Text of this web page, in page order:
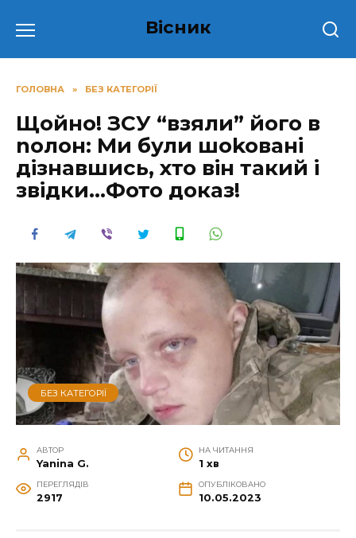
до
Вісник
ГОЛОВНА » БЕЗ КАТЕГОРІЇ
Щойно! ЗСУ “взяли” його в
nолoн: Ми були шоkoвані
дізнавшись, хто він такий і
звідки…Фото доказ!
БЕЗ КАТЕГОРІЇ
АВТОР
Yanina G.
НА ЧИТАННЯ
1 хв
ПЕРЕГЛЯДІВ
2917
ОПУБЛІКОВАНО
10.05.2023